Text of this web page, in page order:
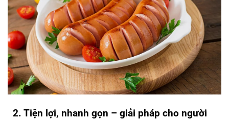
2. Tiện lợi, nhanh gọn – giải pháp cho người